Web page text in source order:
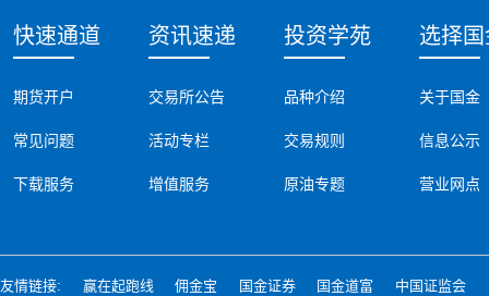
快速通道
期货开户
常见问题
下载服务
资讯速递
交易所公告
活动专栏
增值服务
投资学苑
品种介绍
交易规则
原油专题
选择
关于国金
信息公示
营业网点
友情链接: 赢在起跑线 佣金宝 国金证券 国金道富 中国证监会